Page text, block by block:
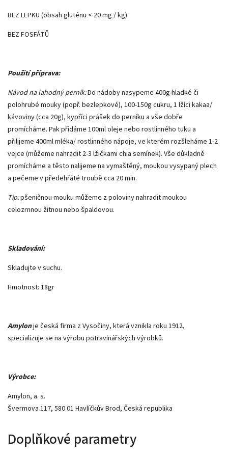
BEZ LEPKU (obsah gluténu < 20 mg / kg)
BEZ FOSFÁTŮ
Použití příprava:
Návod na lahodný perník:Do nádoby nasypeme 400g hladké či
polohrubé mouky (popř. bezlepkové), 100-150g cukru, 1 lžíci kakaa/
kávoviny (cca 20g), kypříci prášek do perníku a vše dobře
promícháme. Pak přidáme 100ml oleje nebo rostlinného tuku a
přilijeme 400ml mléka/ rostlinného nápoje, ve kterém rozšleháme 1-2
vejce (můžeme nahradit 2-3 lžičkami chia semínek). Vše důkladně
promícháme a těsto nalijeme na vymaštěný, moukou vysypaný plech
a pečeme v předehřáté troubě cca 20 min.
Tip:pšeničnou mouku můžeme z poloviny nahradit moukou
celozrnnou žitnou nebo špaldovou.
Skladování:
Skladujte v suchu.
Hmotnost: 18gr
Amylonje česká firma z Vysočiny, která vznikla roku 1912,
specializuje se na výrobu potravinářských výrobků.
Výrobce:
Amylon, a. s.
Švermova 117, 580 01 Havlíčkův Brod, Česká republika
Doplňkové parametry